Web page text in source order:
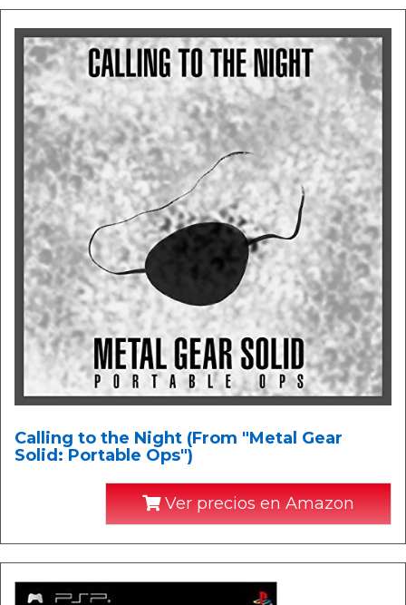
Calling to the Night (From "Metal Gear
Solid: Portable Ops")
Ver precios en Amazon